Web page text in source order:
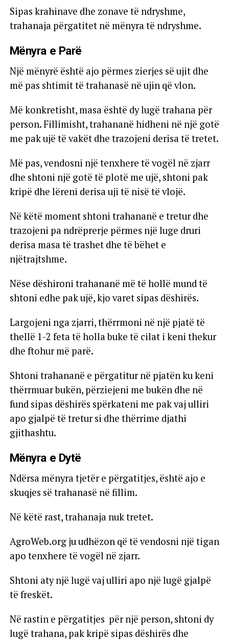
Sipas krahinave dhe zonave të ndryshme,
trahanaja përgatitet në mënyra të ndryshme.
Mënyra e Parë
Një mënyrë është ajo përmes zierjes së ujit dhe
më pas shtimit të trahanasë në ujin që vlon.
Më konkretisht, masa është dy lugë trahana për
person. Fillimisht, trahananë hidheni në një gotë
me pak ujë të vakët dhe trazojeni derisa të tretet.
Më pas, vendosni një tenxhere të vogël në zjarr
dhe shtoni një gotë të plotë me ujë, shtoni pak
kripë dhe lëreni derisa uji të nisë të vlojë.
Në këtë moment shtoni trahananë e tretur dhe
trazojeni pa ndrëprerje përmes një luge druri
derisa masa të trashet dhe të bëhet e
njëtrajtshme.
Nëse dëshironi trahananë më të hollë mund të
shtoni edhe pak ujë, kjo varet sipas dëshirës.
Largojeni nga zjarri, thërrmoni në një pjatë të
thellë 1-2 feta të holla buke të cilat i keni thekur
dhe ftohur më parë.
Shtoni trahananë e përgatitur në pjatën ku keni
thërrmuar bukën, përziejeni me bukën dhe në
fund sipas dëshirës spërkateni me pak vaj ulliri
apo gjalpë të tretur si dhe thërrime djathi
gjithashtu.
Mënyra e Dytë
Ndërsa mënyra tjetër e përgatitjes, është ajo e
skuqjes së trahanasë në fillim.
Në këtë rast, trahanaja nuk tretet.
AgroWeb.org ju udhëzon që të vendosni një tigan
apo tenxhere të vogël në zjarr.
Shtoni aty një lugë vaj ulliri apo një lugë gjalpë
të freskët.
Në rastin e përgatitjes për një person, shtoni dy
lugë trahana, pak kripë sipas dëshirës dhe